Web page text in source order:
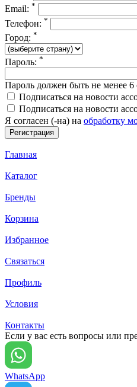
Email: *
Телефон: *
Город: *
Пароль: *
Пароль должен быть не менее
Подписаться на новости
Подписаться на новости
Я согласен (-на) на обработку
Главная
Каталог
Бренды
Корзина
Избранное
Связаться
Профиль
Условия
Контакты
Если у вас есть вопросы или
WhatsApp